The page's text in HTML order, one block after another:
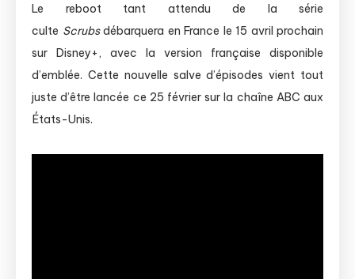
Le reboot tant attendu de la série
culte Scrubsdébarquera en France le 15 avril prochain
sur Disney+, avec la version française disponible
d’emblée. Cette nouvelle salve d’épisodes vient tout
juste d’être lancée ce 25 février sur la chaîne ABC aux
États-Unis.